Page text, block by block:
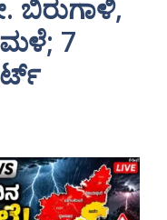
ಬಿರುಗಾಳಿ,
7